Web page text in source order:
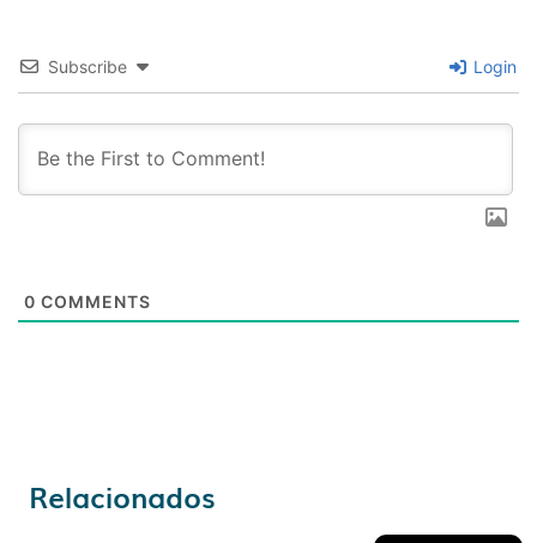
Subscribe Login
0 COMMENTS
Relacionados